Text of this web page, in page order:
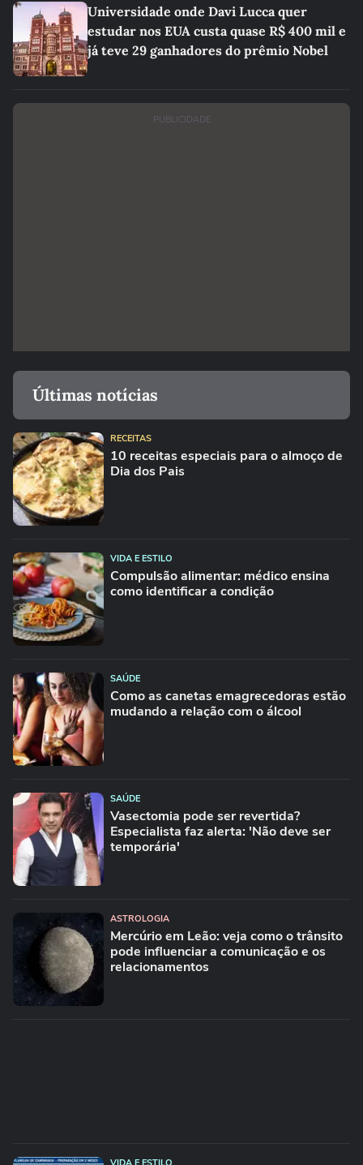
Universidade onde Davi Lucca quer
estudar nos EUA custa quase R$ 400 mil e
já teve 29 ganhadores do prêmio Nobel
PUBLICIDADE
Últimas notícias
RECEITAS
10 receitas especiais para o almoço de
Dia dos Pais
VIDA E ESTILO
Compulsão alimentar: médico ensina
como identificar a condição
SAÚDE
Como as canetas emagrecedoras estão
mudando a relação com o álcool
SAÚDE
Vasectomia pode ser revertida?
Especialista faz alerta: 'Não deve ser
temporária'
ASTROLOGIA
Mercúrio em Leão: veja como o trânsito
pode influenciar a comunicação e os
relacionamentos